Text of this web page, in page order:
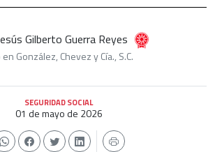
Gilberto Guerra Reyes
González, Chevez y Cía., S.C.
SEGURIDAD SOCIAL
01 de mayo de 2026